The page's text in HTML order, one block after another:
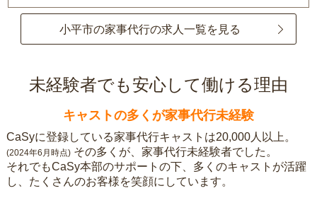
小平市の家事代行の求人一覧を見る
未経験者でも安心して働ける理由
キャストの多くが家事代行未経験
CaSyに登録している家事代行キャストは20,000人以上。
(2024年6月時点) その多くが、家事代行未経験者でした。
それでもCaSy本部のサポートの下、多くのキャストが活躍
し、たくさんのお客様を笑顔にしています。